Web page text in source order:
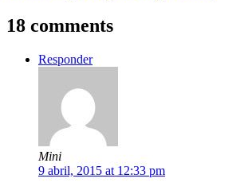
18 comments
Responder
Mini
9 abril, 2015 at 12:33 pm